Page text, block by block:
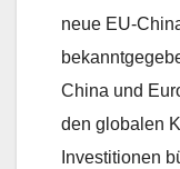
neue EU-
China und
den globalen
Investitionen